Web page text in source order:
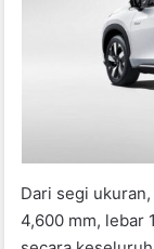
Dari segi
4,600 mm, lebar